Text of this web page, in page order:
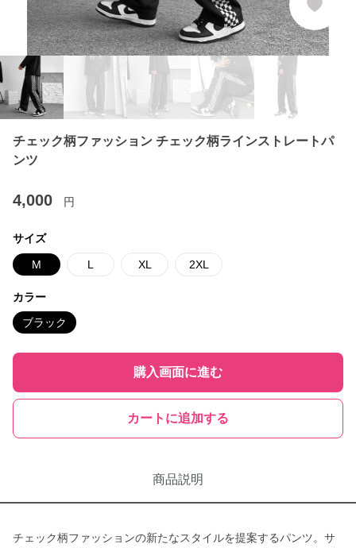
チェック柄ファッション チェック柄ラインストレートパ
ンツ
4,000 円
サイズ
M L XL 2XL
カラー
ブラック
購入画面に進む
カートに追加する
商品説明
チェック柄ファッションの新たなスタイルを提案するパンツ。サ